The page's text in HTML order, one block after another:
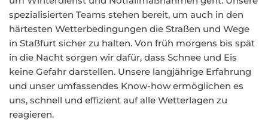
spezialisierten Teams stehen bereit, um auch in den
härtesten Wetterbedingungen die Straßen und Wege
in Staßfurt sicher zu halten. Von früh morgens bis spät
in die Nacht sorgen wir dafür, dass Schnee und Eis
keine Gefahr darstellen. Unsere langjährige Erfahrung
und unser umfassendes Know-how ermöglichen es
uns, schnell und effizient auf alle Wetterlagen zu
reagieren.